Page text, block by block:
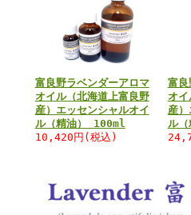
富良野ラベンダーアロマ
オイル（北海道上富良野
産）エッセンシャルオイ
ル（精油） 100ml
10,420円(税込)
富良
オイ
産）
ル